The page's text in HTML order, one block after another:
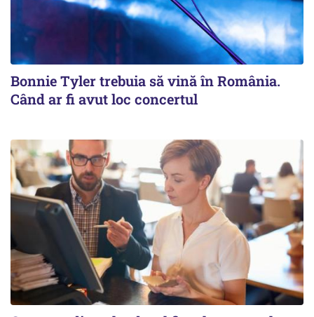
Bonnie Tyler trebuia să vină în România.
Când ar fi avut loc concertul